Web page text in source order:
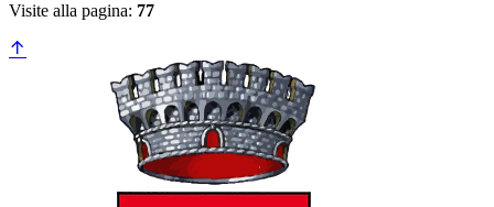
Visite alla pagina: 77